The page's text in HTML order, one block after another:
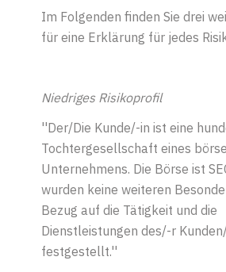
Im Folgenden finden Sie drei
für eine Erklärung für jedes
Niedriges Risikoprofil
''Der/Die Kunde/-in ist eine
Tochtergesellschaft eines
Unternehmens. Die Börse ist
wurden keine weiteren
Bezug auf die Tätigkeit und die
Dienstleistungen des/-r
festgestellt.''